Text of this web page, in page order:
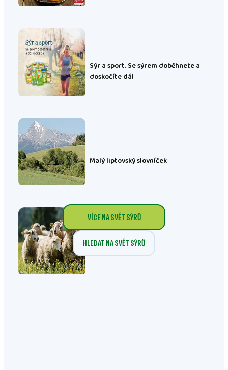
Sýr a sport. Se sýrem doběhnete a
doskočíte dál
Malý liptovský slovníček
Z čeho se rodí sýr
VÍCE NA SVĚT SÝRŮ
HLEDAT NA SVĚT SÝRŮ